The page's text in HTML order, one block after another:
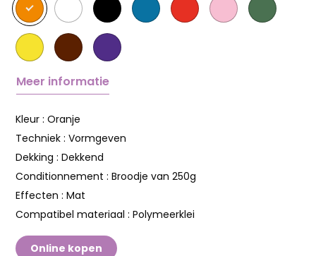
Meer informatie
Kleur : Oranje
Techniek : Vormgeven
Dekking : Dekkend
Conditionnement : Broodje van 250g
Effecten : Mat
Compatibel materiaal : Polymeerklei
Online kopen